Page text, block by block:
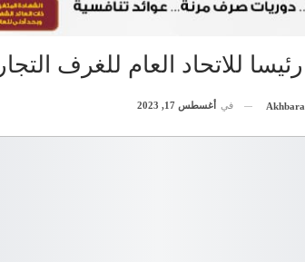
للاتحاد العام للغرف
في أغسطس 17, 2023